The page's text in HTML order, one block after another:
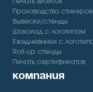
Печать визиток
Производство стикеров
Вывески/стенды
Шоколад с логотипом
Ежедневники с
Roll-up стенды
Печать сертификатов
компания